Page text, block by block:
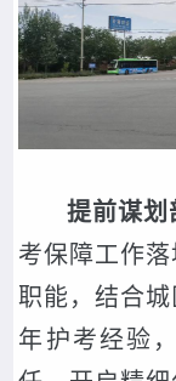
提前谋划
考保障工作
职能，结合
年护考经验